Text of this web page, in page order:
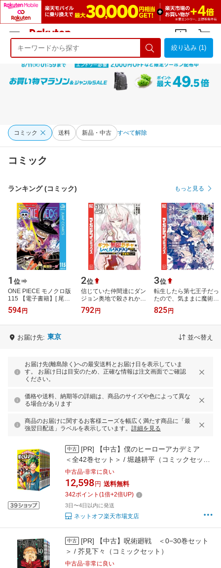
ようこそ 楽天市場へ ログイン
絞り込み (1)
コミック 送料 新品・中古 すべて解除
コミック
ランキング (コミック) もっと見る
1 位
ONE PIECE モノクロ版
115 【電子書籍】[ 尾田
栄一郎 ]
594 円
2位
信じていた仲間達にダン
ジョン奥地で殺されかけ
たがギフト『無限ガチ
ャ』でレベル9999の仲間
792 円
3位
転生したら第七王子だっ
たので、気ままに魔術を
極めます（24） 【電子
書籍】[ 石沢庸介 ]
825 円
お届け先: 東京 並べ替え
お届け先(離島除く)への最安送料とお届け日を表示していま
す。 お届け日は目安のため、正確な情報は注文画面でご確認
ください。
価格や送料、納期等の詳細は、商品のサイズや色によって異な
る場合があります
商品のお届けに関するお客様ニーズを幅広く満たす商品に「最
強翌日配送」ラベルを表示しています。 詳細を見る
中古 [PR]
【中古】僕のヒーローアカデミア
＜全42巻セット＞ / 堀越耕平（コミックセッ
ト）
中古品-非常に良い
12,598 円 送料無料
342ポイント (1倍+2倍UP)
3日〜4日以内に発送
ネットオフ楽天市場支店
中古 [PR]
【中古】呪術廻戦 ＜0−30巻セット
＞ / 芥見下々（コミックセット）
中古品-非常に良い